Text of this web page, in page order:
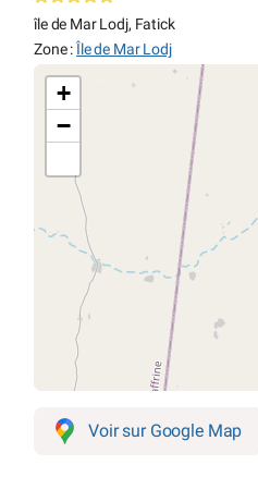
île de Mar Lodj, Fatick
Zone :Île de Mar Lodj
+
−
Voir sur Google Map